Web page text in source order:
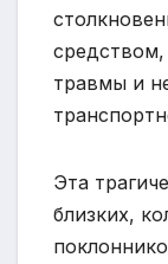
средством,
травмы и
Эта
близких,